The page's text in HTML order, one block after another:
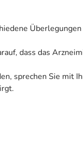
dass das
sprechen Sie mit